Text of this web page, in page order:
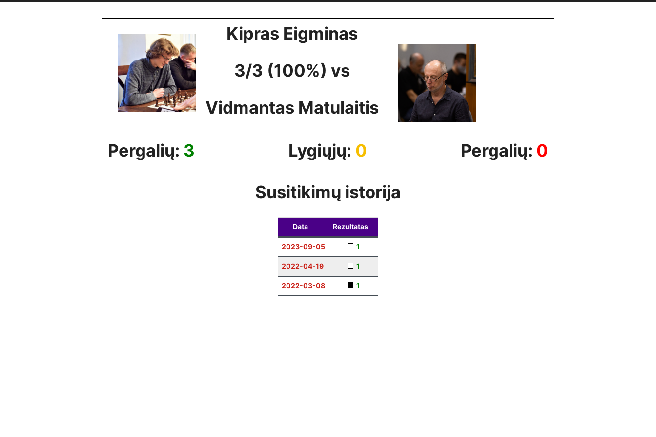
Kipras Eigminas
3/3 (100%) vs
Vidmantas Matulaitis
Pergalių: 3 Lygiųjų: 0 Pergalių: 0
Susitikimų istorija
Data Rezultatas
2023-09-05 1
2022-04-19 1
2022-03-08 1